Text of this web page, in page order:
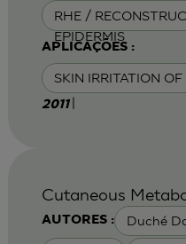
RHE /
EPIDERMIS
APLICAÇÕES :
SKIN IRRITATION
2011
AUTORES : Duché
Cutaneous